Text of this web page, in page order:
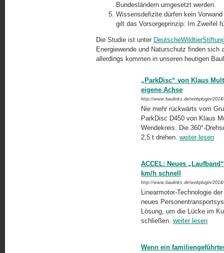
Bundesländern umgesetzt werden.
Wissensdefizite dürfen kein
gilt das Vorsorgeprinzip: Im Zweifel
Die Studie ist unter
Energiewende und Naturschutz finden
allerdings kommen in unseren heutigen
„ParkDisc“ von Klaus
eigene Achse
http://www.baulinks.de/webplugin/
Nie mehr rückwärts vom
ParkDisc D450 von Klaus
Wendekreis. Die 360°-
2,5 t drehen. weiter lesen
ACCEL: Neues
km/h schnell
http://www.baulinks.de/webplugin/
Linearmotor-Technologie
neues
Lösung, um die Lücke im
schließen. weiter lesen
Wenn ein